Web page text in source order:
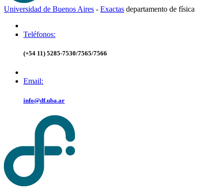
Universidad de Buenos Aires - Exactas departamento de física
Teléfonos:
(+54 11) 5285-7530/7565/7566
Email:
info@df.uba.ar